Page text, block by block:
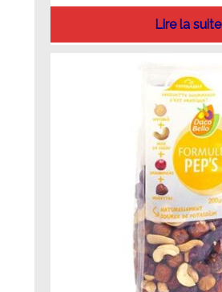
Lire la suite